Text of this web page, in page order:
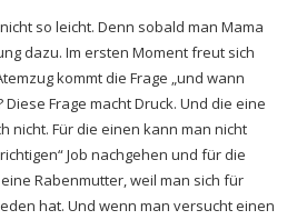
so leicht. Denn sobald man Mama
dazu. Im ersten Moment freut sich
kommt die Frage „und wann
Frage macht Druck. Und die eine
nicht. Für die einen kann man nicht
Job nachgehen und für die
Rabenmutter, weil man sich für
hat. Und wenn man versucht einen